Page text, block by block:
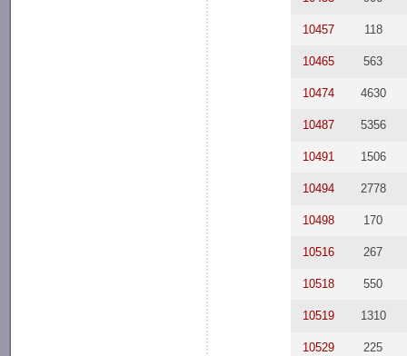
10457 118
10465 563
10474 4630
10487 5356
10491 1506
10494 2778
10498 170
10516 267
10518 550
10519 1310
10529 225